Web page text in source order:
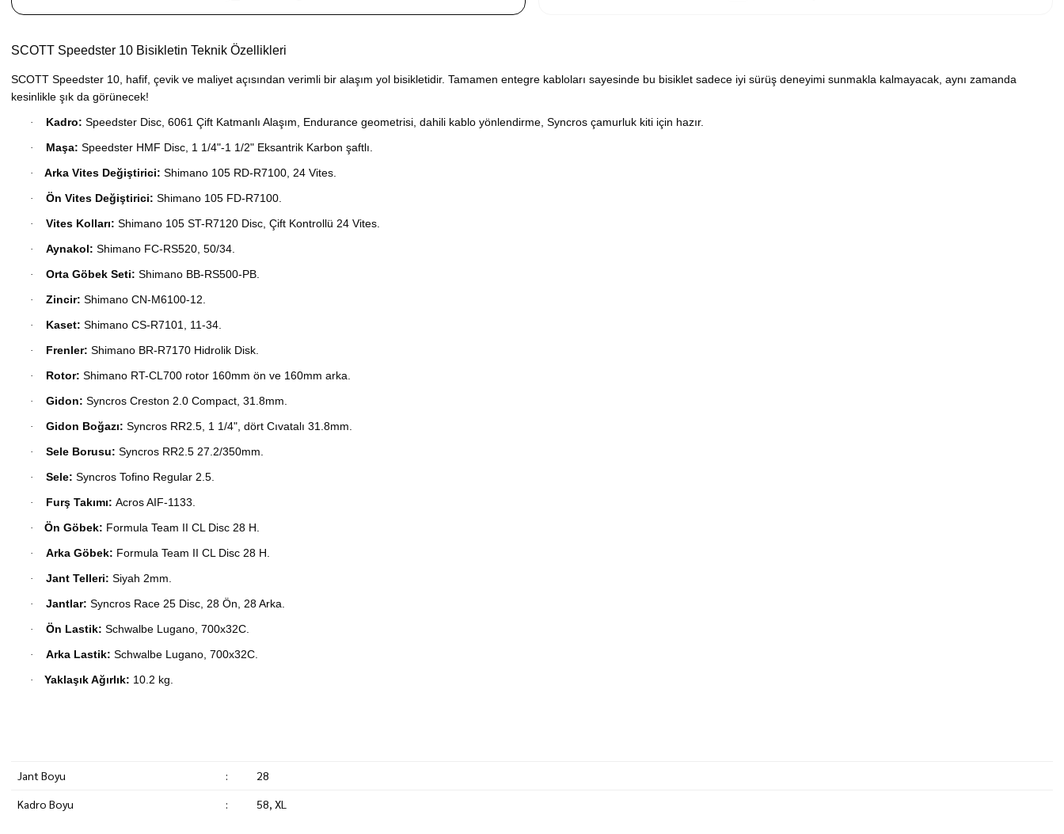
SCOTT Speedster 10 Bisikletin Teknik Özellikleri
SCOTT Speedster 10, hafif, çevik ve maliyet açısından verimli bir alaşım yol bisikletidir. Tamamen entegre kabloları sayesinde bu bisiklet sadece iyi sürüş deneyimi sunmakla kalmayacak, aynı zamanda
kesinlikle şık da görünecek!
· Kadro: Speedster Disc, 6061 Çift Katmanlı Alaşım, Endurance geometrisi, dahili kablo yönlendirme, Syncros çamurluk kiti için hazır.
· Maşa: Speedster HMF Disc, 1 1/4"-1 1/2" Eksantrik Karbon şaftlı.
· Arka Vites Değiştirici: Shimano 105 RD-R7100, 24 Vites.
· Ön Vites Değiştirici: Shimano 105 FD-R7100.
· Vites Kolları: Shimano 105 ST-R7120 Disc, Çift Kontrollü 24 Vites.
· Aynakol: Shimano FC-RS520, 50/34.
· Orta Göbek Seti: Shimano BB-RS500-PB.
· Zincir: Shimano CN-M6100-12.
· Kaset: Shimano CS-R7101, 11-34.
· Frenler: Shimano BR-R7170 Hidrolik Disk.
· Rotor: Shimano RT-CL700 rotor 160mm ön ve 160mm arka.
· Gidon: Syncros Creston 2.0 Compact, 31.8mm.
· Gidon Boğazı: Syncros RR2.5, 1 1/4", dört Cıvatalı 31.8mm.
· Sele Borusu: Syncros RR2.5 27.2/350mm.
· Sele: Syncros Tofino Regular 2.5.
· Furş Takımı: Acros AIF-1133.
· Ön Göbek: Formula Team II CL Disc 28 H.
· Arka Göbek: Formula Team II CL Disc 28 H.
· Jant Telleri: Siyah 2mm.
· Jantlar: Syncros Race 25 Disc, 28 Ön, 28 Arka.
· Ön Lastik: Schwalbe Lugano, 700x32C.
· Arka Lastik: Schwalbe Lugano, 700x32C.
· Yaklaşık Ağırlık: 10.2 kg.
Jant Boyu :
28
Kadro Boyu
: 58, XL